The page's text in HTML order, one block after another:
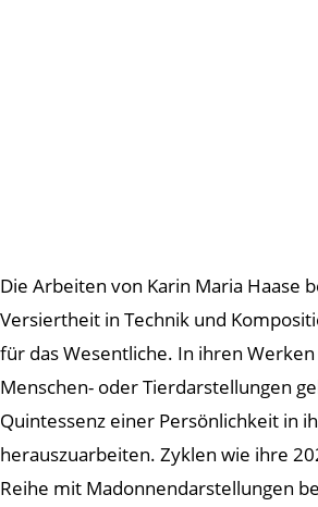
Die Arbeiten von Karin Maria Haase
Versiertheit in Technik und
für das Wesentliche. In ihren
Menschen- oder Tierdarstellungen
Quintessenz einer Persönlichkeit in
herauszuarbeiten. Zyklen wie ihre
Reihe mit Madonnendarstellungen